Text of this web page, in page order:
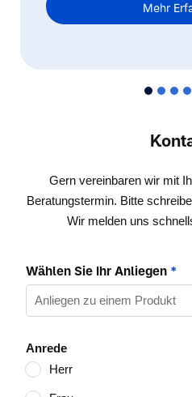
Mehr
Gern vereinbaren wir mit
Beratungstermin. Bitte
Wir melden uns
Wählen Sie Ihr Anliegen *
Anrede
Herr